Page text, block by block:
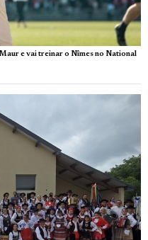
e vai treinar o Nîmes no National